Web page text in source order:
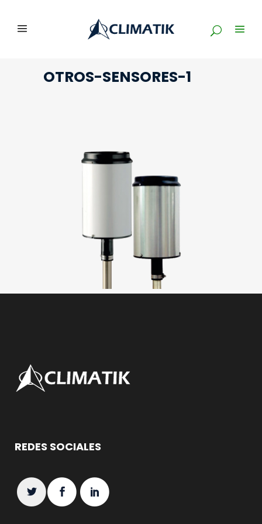
OTROS-SENSORES-1
REDES SOCIALES